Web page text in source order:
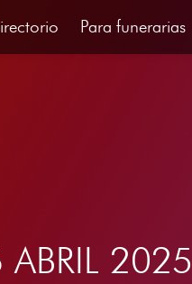
Para funerarias
2025